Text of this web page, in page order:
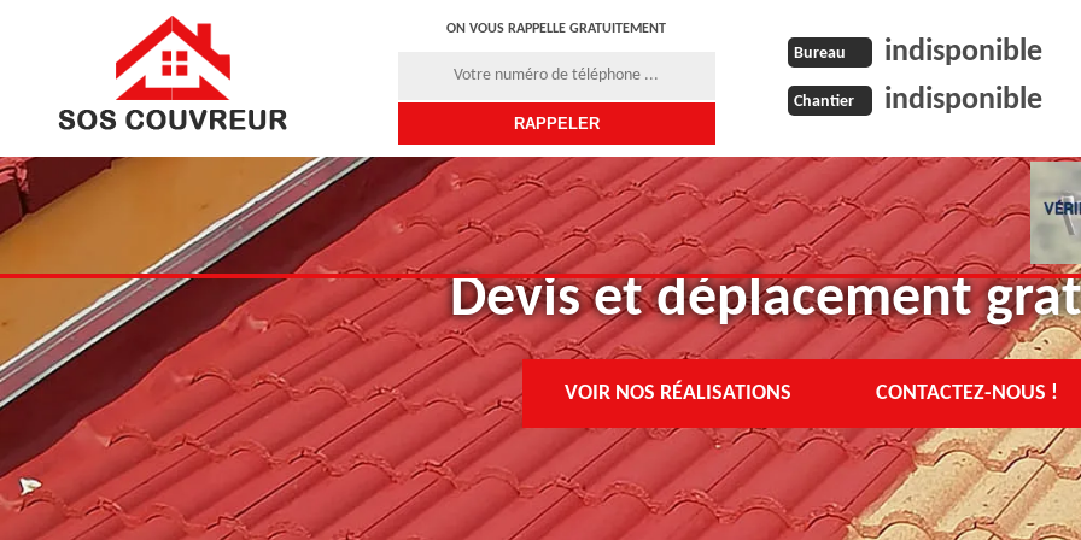
ON VOUS RAPPELLE GRATUITEMENT
Bureau indisponible
Chantier indisponible
Devis et déplacement
VOIR NOS RÉALISATIONS CONTACTEZ-NOUS !